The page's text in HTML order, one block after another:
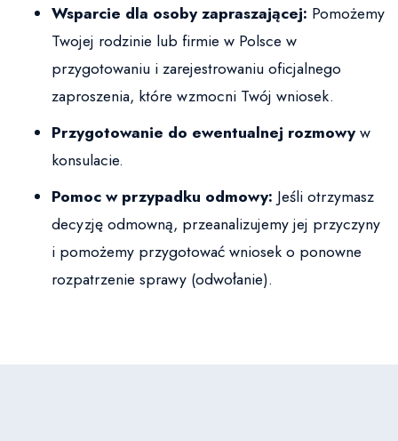
Wsparcie dla osoby zapraszającej: Pomożemy
Twojej rodzinie lub firmie w Polsce w
przygotowaniu i zarejestrowaniu oficjalnego
zaproszenia, które wzmocni Twój wniosek.
Przygotowanie do ewentualnej rozmowyw
konsulacie.
Pomoc w przypadku odmowy: Jeśli otrzymasz
decyzję odmowną, przeanalizujemy jej przyczyny
i pomożemy przygotować wniosek o ponowne
rozpatrzenie sprawy (odwołanie).